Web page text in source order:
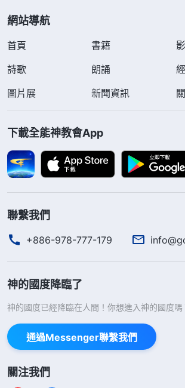
的都是怎樣多挣錢，這讓我再度活在
何擺脱。
在神的話中明白追求錢
一次聚會時，我們讀了一段神的
使鬼推磨』，這是撒但的哲學，在
一個社會當中，這句話都很盛行，能
為這句話灌輸在每一個人的心裏，裝
裏。人從一開始不接受到人聽着習以
可了這句話的存在，到最後自己同
去，没有錢日子一天也過不下去呢？
少錢地位就多高，人有多少錢就多
板就不硬，有錢的人地位也高了，腰
也可以大聲了，可以囂張地活着了。
流帶給人的是什麽呢？好多人是不是
切代價呢？好多人是不是為了得到更
去了盡本分的機會，失去了跟隨神的
網站導航
首頁 書籍
詩歌
朗誦
圖片展
新聞資訊
下載全能神教會App
聯繫我們
+886-978-777-179
神的國度降臨了
神的國度已經降臨在人間！你想進入神的國度嗎
通過Messenger聯繫我們
關注我們